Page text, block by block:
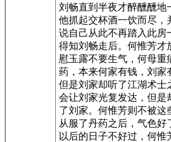
刘畅直到半夜才醉醺醺地
他抓起交杯酒一饮而尽，
说自己从此不再踏入此房
得知刘畅走后。何惟芳才
慰玉露不要生气，何母重
药，本来何家有钱，刘家
但是刘家却听了江湖术士
会让刘家光复发达，但是
了刘家。何惟芳则不被这
从服了丹药之后，气色
以后的日子不好过，何惟